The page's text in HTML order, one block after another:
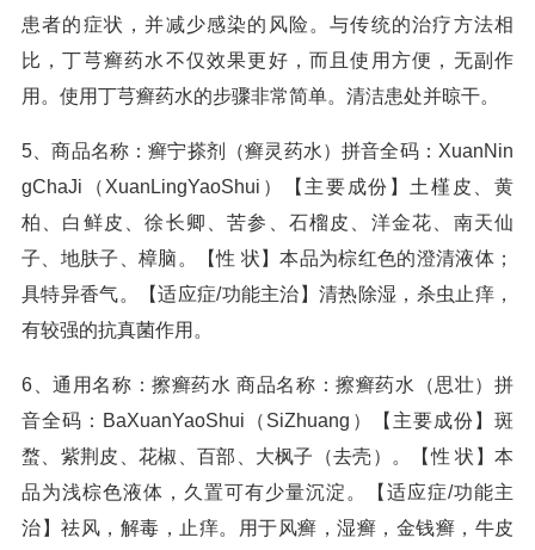
患者的症状，并减少感染的风险。与传统的治疗方法相
比，丁芎癣药水不仅效果更好，而且使用方便，无副作
用。使用丁芎癣药水的步骤非常简单。清洁患处并晾干。
5、商品名称：癣宁搽剂（癣灵药水）拼音全码：XuanNin
gChaJi（XuanLingYaoShui）【主要成份】土槿皮、黄
柏、白鲜皮、徐长卿、苦参、石榴皮、洋金花、南天仙
子、地肤子、樟脑。【性 状】本品为棕红色的澄清液体；
具特异香气。【适应症/功能主治】清热除湿，杀虫止痒，
有较强的抗真菌作用。
6、通用名称：擦癣药水 商品名称：擦癣药水（思壮）拼
音全码：BaXuanYaoShui（SiZhuang）【主要成份】斑
蝥、紫荆皮、花椒、百部、大枫子（去壳）。【性 状】本
品为浅棕色液体，久置可有少量沉淀。【适应症/功能主
治】祛风，解毒，止痒。用于风癣，湿癣，金钱癣，牛皮